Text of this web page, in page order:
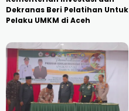
Dekranas Beri Pelatihan Untuk
Pelaku UMKM di Aceh